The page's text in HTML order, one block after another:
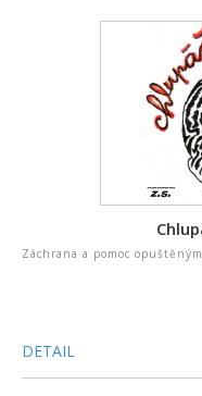
Záchrana a pomoc
DETAIL